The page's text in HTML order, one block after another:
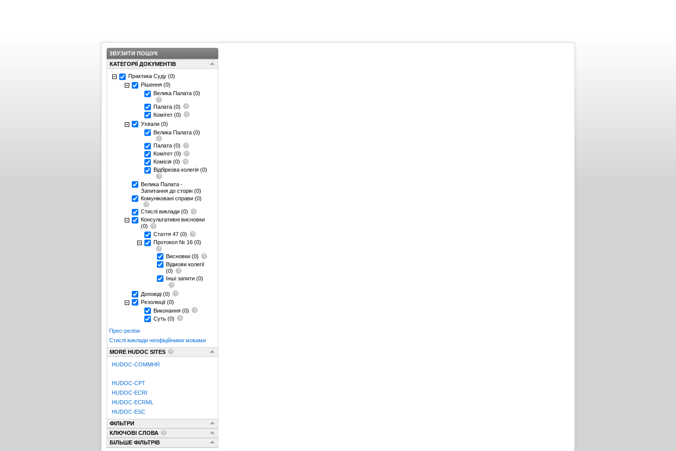
ЗВУЗИТИ ПОШУК
КАТЕГОРІЇ ДОКУМЕНТІВ
Практика Суду (0)
Рішення (0)
Велика Палата (0)
Палата (0)
Комітет (0)
Ухвали (0)
Велика Палата (0)
Палата (0)
Комітет (0)
Комісія (0)
Відбіркова колегія (0)
Велика Палата -
Запитання до сторін (0)
Комуніковані справи (0)
Стислі виклади (0)
Консультативні висновки
(0)
Стаття 47 (0)
Протокол № 16 (0)
Висновки (0)
Відмови колегії
(0)
Інші запити (0)
Доповіді (0)
Резолюції (0)
Виконання (0)
Суть (0)
Прес-релізи
Стислі виклади неофіційними мовами
MORE HUDOC SITES
HUDOC-COMMHR
HUDOC-CPT
HUDOC-ECRI
HUDOC-ECRML
HUDOC-ESC
ФІЛЬТРИ
КЛЮЧОВІ СЛОВА
БІЛЬШЕ ФІЛЬТРІВ